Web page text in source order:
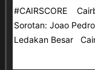
#CAIRSCORE
Sorotan: Joao
Ledakan Besar